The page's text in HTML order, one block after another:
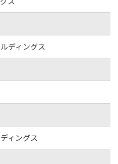
ディングス
ィングス